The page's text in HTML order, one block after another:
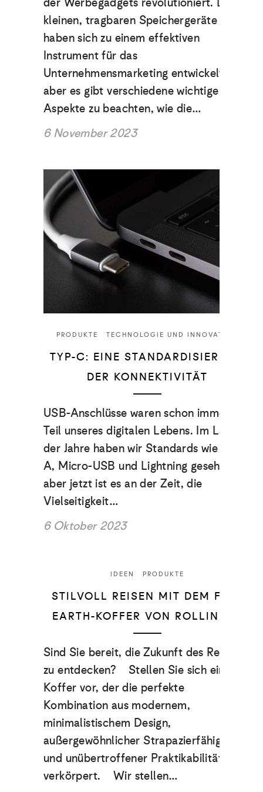
kleinen, tragbaren Speichergeräte
haben sich zu einem effektiven
Instrument für das
Unternehmensmarketing entwickelt,
aber es gibt verschiedene wichtige
Aspekte zu beachten, wie die…
6 November 2023
PRODUKTE TECHNOLOGIE UND INNOVATION
TYP-C: EINE STANDARDISIERUNG
DER KONNEKTIVITÄT
USB-Anschlüsse waren schon immer ein
Teil unseres digitalen Lebens. Im Laufe
der Jahre haben wir Standards wie USB-
A, Micro-USB und Lightning gesehen,
aber jetzt ist es an der Zeit, die
Vielseitigkeit…
6 Oktober 2023
IDEEN PRODUKTE
STILVOLL REISEN MIT DEM FLEX
EARTH-KOFFER VON ROLLINK
Sind Sie bereit, die Zukunft des Reisens
zu entdecken? Stellen Sie sich einen
Koffer vor, der die perfekte
Kombination aus modernem,
minimalistischem Design,
außergewöhnlicher Strapazierfähigkeit
und unübertroffener Praktikabilität
verkörpert. Wir stellen…